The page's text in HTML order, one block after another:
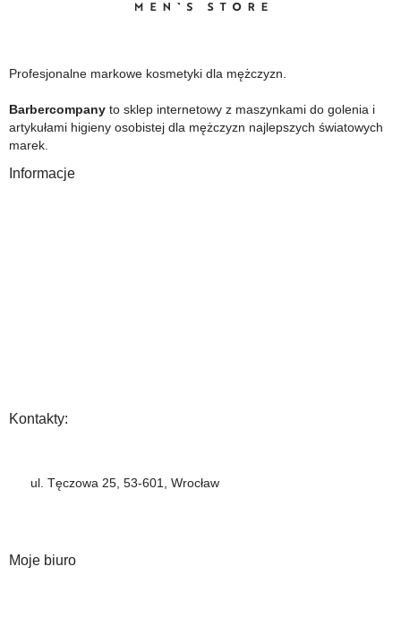
Profesjonalne markowe kosmetyki dla mężczyzn.
Barbercompany to sklep internetowy z maszynkami do golenia i
artykułami higieny osobistej dla mężczyzn najlepszych światowych
marek.
Informacje
Kontakty:
ul. Tęczowa 25, 53-601, Wrocław
Moje biuro